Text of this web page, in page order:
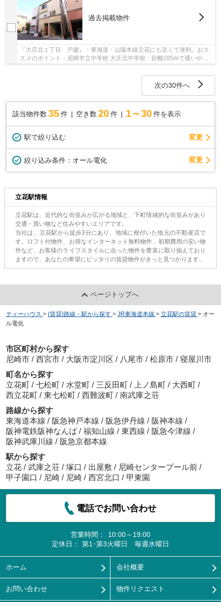
過去掲載物件
『大庄北１丁目 戸建』：東海道・山陽本線立花にも近くて便利。おス
スメのポイント・尼崎市立中学校 大庄北中学校・距離285mで通いやす
次の30件へ
該当物件数 35件 空き数 20 件 1～30 件を表示
駅で絞り込む 変更
絞り込み条件： オール電化 変更
立花駅情報
立花駅は、近代的な街並みが広がる地域と、下町情緒的な街並みがあり
交通・買い物など住みやすいエリアです。
当社は、立花駅から徒歩3分にあり、地域に根付いた地元の不動産店で
す。ロフト付物件、お得なインターネット無料物件、初期費用の安い物
件など、お客様のライフスタイルに合った物件を豊富に取り揃えており
ますので、あなたの希望にピッタリの賃貸物件がきっと見つかります。
ページトップへ
ティーハウス > (賃貸)路線・駅から探す > JR東海道本線 > 立花駅の賃貸 > オー
ル電化
市区町村から探す
尼崎市 / 西宮市 / 大阪市淀川区 / 八尾市 / 松原市 / 寝屋川市
町名から探す
立花町 / 七松町 / 水堂町 / 三反田町 / 上ノ島町 / 大西町 /
西立花町 / 東七松町 / 西難波町 / 南武庫之荘
路線から探す
東海道本線 / 阪急神戸本線 / 阪急伊丹線 / 阪神本線 /
阪神電鉄阪神なんば / 福知山線 / 東西線 / 阪急今津線 /
阪神武庫川線 / 阪急京都本線
駅から探す
立花 / 武庫之荘 / 塚口 / 出屋敷 / 尼崎センタープール前 /
甲子園口 / 尼崎 / 尼崎 / 西宮北口 / 甲東園
電話でお問い合わせ
営業時間：
10:00～19:00
定休日：
第1･第3火曜日 毎週水曜日
ホーム 会社概要
お問い合わせ 物件リクエスト